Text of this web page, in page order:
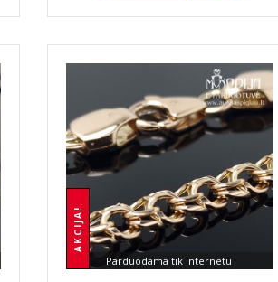
Parduodama tik internetu
AKCIJA!